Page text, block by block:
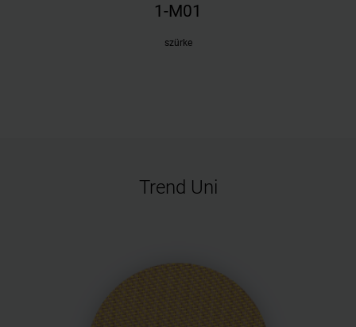
1-M01
szürke
Trend Uni